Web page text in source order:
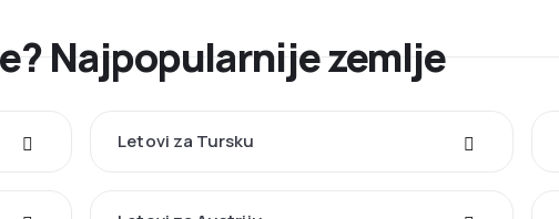
Najpopularnije zemlje
Letovi za Tursku